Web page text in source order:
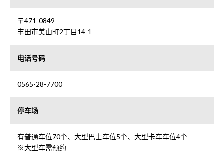
〒471-0849
丰田市美山町2丁目14-1
电话号码
0565-28-7700
停车场
有普通车位70个、大型巴士车位5个、大型卡车车位4个
※大型车需预约